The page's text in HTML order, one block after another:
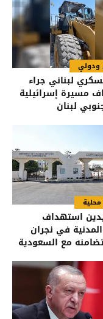
ودولي
لبناني جراء
مسيرة إسرائيلية
لبنان
محلية
استهداف
المدنية في نجران
مع السعودية